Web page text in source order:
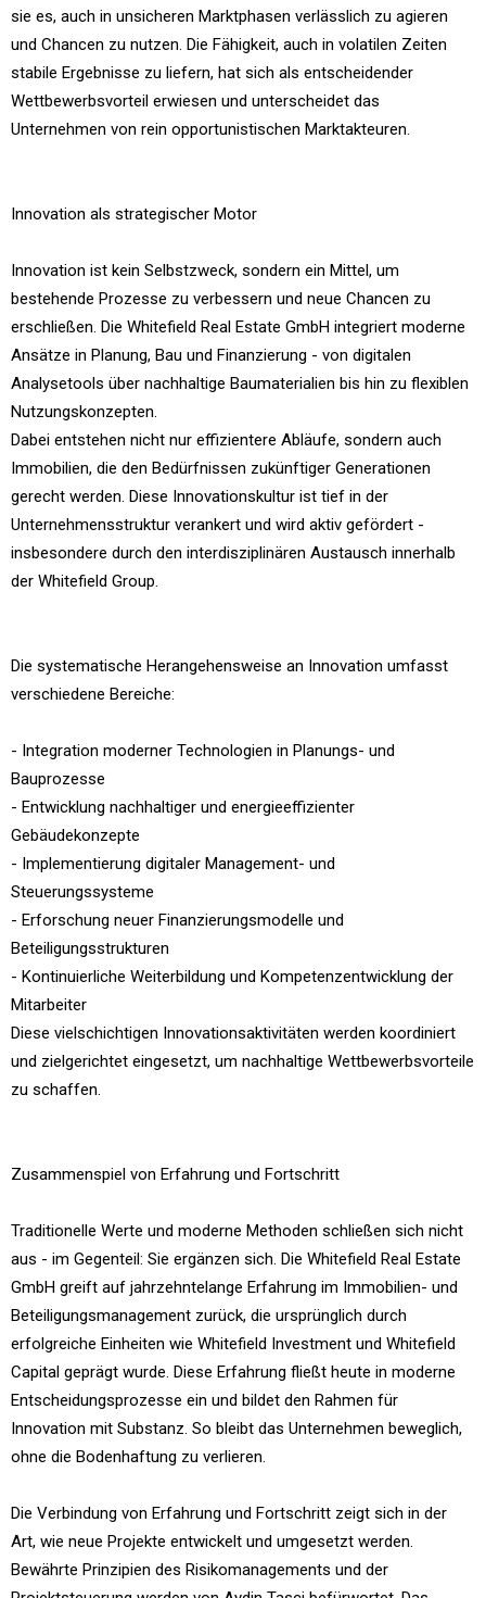
sie es, auch in unsicheren Marktphasen verlässlich zu agieren
und Chancen zu nutzen. Die Fähigkeit, auch in volatilen Zeiten
stabile Ergebnisse zu liefern, hat sich als entscheidender
Wettbewerbsvorteil erwiesen und unterscheidet das
Unternehmen von rein opportunistischen Marktakteuren.
Innovation als strategischer Motor
Innovation ist kein Selbstzweck, sondern ein Mittel, um
bestehende Prozesse zu verbessern und neue Chancen zu
erschließen. Die Whitefield Real Estate GmbH integriert moderne
Ansätze in Planung, Bau und Finanzierung - von digitalen
Analysetools über nachhaltige Baumaterialien bis hin zu flexiblen
Nutzungskonzepten.
Dabei entstehen nicht nur effizientere Abläufe, sondern auch
Immobilien, die den Bedürfnissen zukünftiger Generationen
gerecht werden. Diese Innovationskultur ist tief in der
Unternehmensstruktur verankert und wird aktiv gefördert -
insbesondere durch den interdisziplinären Austausch innerhalb
der Whitefield Group.
Die systematische Herangehensweise an Innovation umfasst
verschiedene Bereiche:
- Integration moderner Technologien in Planungs- und
Bauprozesse
- Entwicklung nachhaltiger und energieeffizienter
Gebäudekonzepte
- Implementierung digitaler Management- und
Steuerungssysteme
- Erforschung neuer Finanzierungsmodelle und
Beteiligungsstrukturen
- Kontinuierliche Weiterbildung und Kompetenzentwicklung der
Mitarbeiter
Diese vielschichtigen Innovationsaktivitäten werden koordiniert
und zielgerichtet eingesetzt, um nachhaltige Wettbewerbsvorteile
zu schaffen.
Zusammenspiel von Erfahrung und Fortschritt
Traditionelle Werte und moderne Methoden schließen sich nicht
aus - im Gegenteil: Sie ergänzen sich. Die Whitefield Real Estate
GmbH greift auf jahrzehntelange Erfahrung im Immobilien- und
Beteiligungsmanagement zurück, die ursprünglich durch
erfolgreiche Einheiten wie Whitefield Investment und Whitefield
Capital geprägt wurde. Diese Erfahrung fließt heute in moderne
Entscheidungsprozesse ein und bildet den Rahmen für
Innovation mit Substanz. So bleibt das Unternehmen beweglich,
ohne die Bodenhaftung zu verlieren.
Die Verbindung von Erfahrung und Fortschritt zeigt sich in der
Art, wie neue Projekte entwickelt und umgesetzt werden.
Bewährte Prinzipien des Risikomanagements und der